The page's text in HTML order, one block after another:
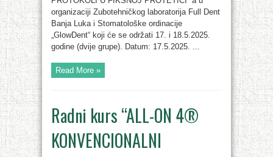
organizaciji Zubotehničkog laboratorija Full Dent
Banja Luka i Stomatološke ordinacije
„GlowDent“ koji će se održati 17. i 18.5.2025.
godine (dvije grupe). Datum: 17.5.2025. ...
Read More »
Radni kurs “ALL-ON 4®
KONVENCIONALNI